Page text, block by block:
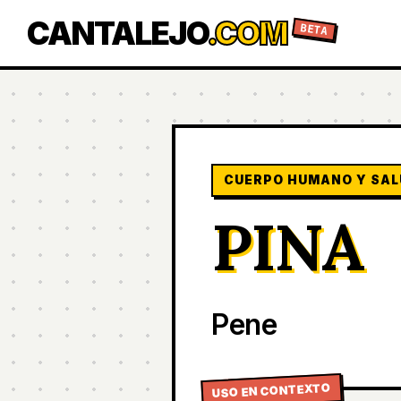
CANTALEJO.COM BETA
CUERPO HUMANO Y
PINA
Pene
USO EN CONTEXTO